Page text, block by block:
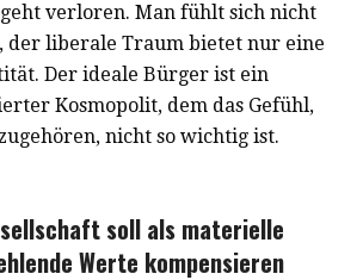
verloren. Man fühlt sich nicht
der liberale Traum bietet nur eine
Der ideale Bürger ist ein
Kosmopolit, dem das Gefühl,
nicht so wichtig ist.
soll als materielle
Werte kompensieren